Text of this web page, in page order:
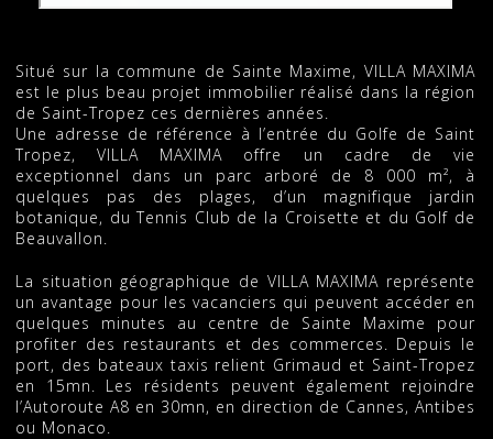
Situé sur la commune de Sainte Maxime, VILLA MAXIMA
est le plus beau projet immobilier réalisé dans la région
de Saint-Tropez ces dernières années.
Une adresse de référence à l’entrée du Golfe de Saint
Tropez, VILLA MAXIMA offre un cadre de vie
exceptionnel dans un parc arboré de 8 000 m², à
quelques pas des plages, d’un magnifique jardin
botanique, du Tennis Club de la Croisette et du Golf de
Beauvallon.
La situation géographique de VILLA MAXIMA représente
un avantage pour les vacanciers qui peuvent accéder en
quelques minutes au centre de Sainte Maxime pour
profiter des restaurants et des commerces. Depuis le
port, des bateaux taxis relient Grimaud et Saint-Tropez
en 15mn. Les résidents peuvent également rejoindre
l’Autoroute A8 en 30mn, en direction de Cannes, Antibes
ou Monaco.